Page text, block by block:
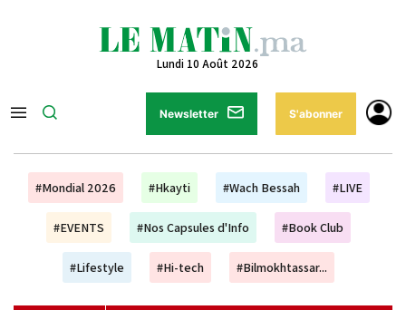
Lundi 10 Août 2026
Newsletter S'abonner
#Mondial 2026 #Hkayti #Wach Bessah #LIVE
#EVENTS #Nos Capsules d'Info #Book Club
#Lifestyle #Hi-tech #Bilmokhtassar...